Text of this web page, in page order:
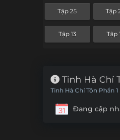
Tập 25 Tập
Tập 13 Tập
Tinh Hà Chí
Tinh Hà Chí Tôn Phần
Đang cập